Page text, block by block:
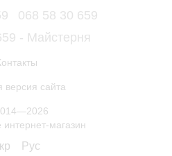
068 58 30 659
- Майстерня
версия сайта
магазин
Рус